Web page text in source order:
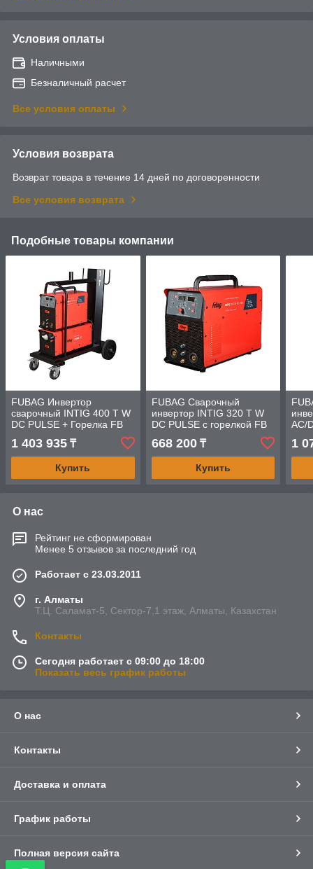
Условия оплаты
Наличными
Безналичный расчет
Все условия оплаты
Условия возврата
Возврат товара в течение 14 дней по договоренности
Все условия возврата
Подобные товары компании
FUBAG Инвертор
сварочный INTIG 400 T W
DC PULSE + Горелка FB
TIG 18 5P 4m + Блок
жидкостного охлаждения
Cool
1 403 935 ₸
Купить
FUBAG Сварочный
инвертор INTIG 320 T W
DC PULSE с горелкой FB
TIG 26 5P 4m
668 200₸
Купить
AC/
1
О нас
Рейтинг не сформирован
Менее 5 отзывов за последний год
Работает с 23.03.2011
г. Алматы
Т.Ц. Саламат-5, Cектор-7,1 этаж, Алматы, Казахстан
Контакты
Сегодня работает с 09:00 до 18:00
Показать весь график работы
О нас
Контакты
Доставка и оплата
График работы
Полная версия сайта